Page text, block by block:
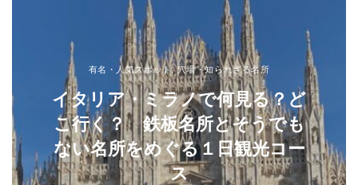
有名・人気スポット,穴場・知られざる名所
イタリア・ミラノで何見る？ど
こ行く？ 鉄板名所とそうでも
ない名所をめぐる１日観光コー
ス